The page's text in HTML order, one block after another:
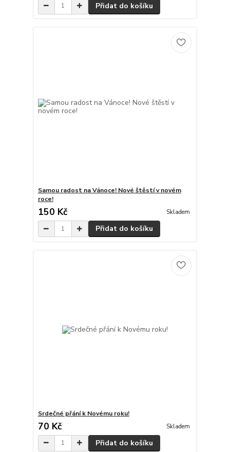
Přidat do košíku
Samou radost na Vánoce! Nové štěstí v novém
roce!
150 Kč Skladem
Přidat do košíku
Srdečné přání k Novému roku!
70 Kč Skladem
Přidat do košíku